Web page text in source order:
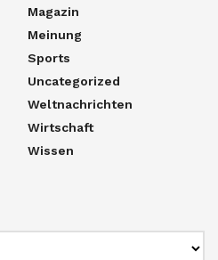
Magazin
Meinung
Sports
Uncategorized
Weltnachrichten
Wirtschaft
Wissen